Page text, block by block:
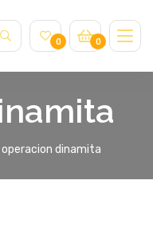
0 0
operacion dinamita